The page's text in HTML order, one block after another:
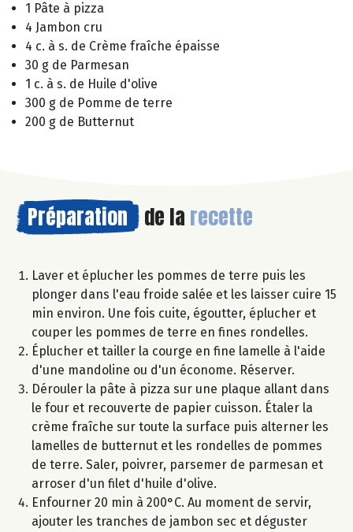
1 Pâte à pizza
4 Jambon cru
4 c. à s. de Crème fraîche épaisse
30 g de Parmesan
1 c. à s. de Huile d'olive
300 g de Pomme de terre
200 g de Butternut
Préparation de la recette
Laver et éplucher les pommes de terre puis les
plonger dans l'eau froide salée et les laisser cuire 15
min environ. Une fois cuite, égoutter, éplucher et
couper les pommes de terre en fines rondelles.
Éplucher et tailler la courge en fine lamelle à l'aide
d'une mandoline ou d'un économe. Réserver.
Dérouler la pâte à pizza sur une plaque allant dans
le four et recouverte de papier cuisson. Étaler la
crème fraîche sur toute la surface puis alterner les
lamelles de butternut et les rondelles de pommes
de terre. Saler, poivrer, parsemer de parmesan et
arroser d'un filet d'huile d'olive.
Enfourner 20 min à 200°C. Au moment de servir,
ajouter les tranches de jambon sec et déguster